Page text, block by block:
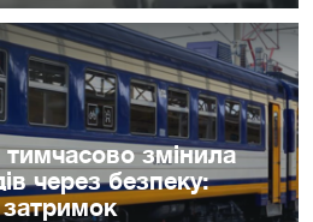
змінила
через безпеку:
затримок